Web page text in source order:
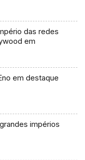
das redes
em
em destaque
impérios